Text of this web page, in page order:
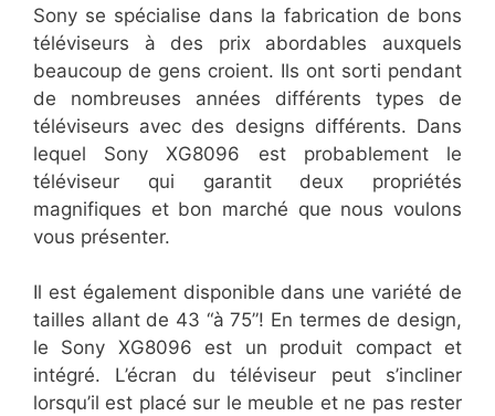
Sony se spécialise dans la fabrication de bons
téléviseurs à des prix abordables auxquels
beaucoup de gens croient. Ils ont sorti pendant
de nombreuses années différents types de
téléviseurs avec des designs différents. Dans
lequel Sony XG8096 est probablement le
téléviseur qui garantit deux propriétés
magnifiques et bon marché que nous voulons
vous présenter.
Il est également disponible dans une variété de
tailles allant de 43 “à 75”! En termes de design,
le Sony XG8096 est un produit compact et
intégré. L’écran du téléviseur peut s’incliner
lorsqu’il est placé sur le meuble et ne pas rester